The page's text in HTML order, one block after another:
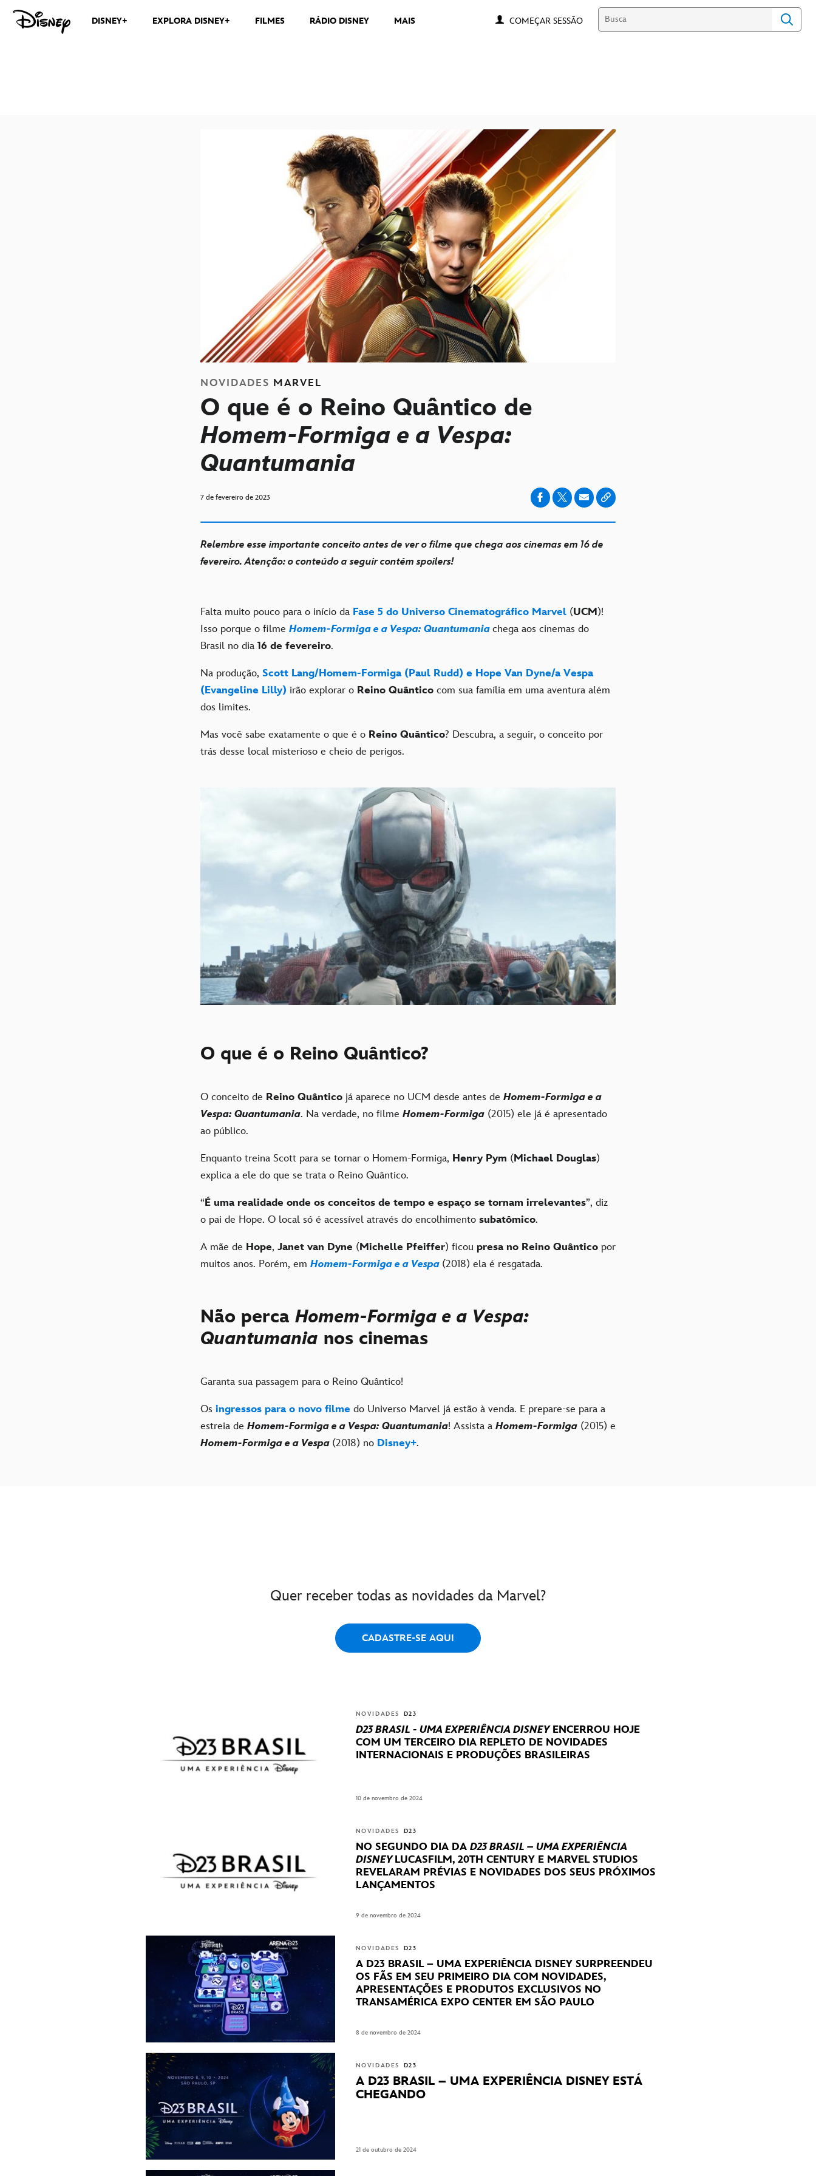
DISNEY+ EXPLORA DISNEY+ FILMES RÁDIO DISNEY MAIS COMEÇAR SESSÃO
NOVIDADES MARVEL
O que é o Reino Quântico de
Homem-Formiga e a Vespa:
Quantumania
7 de fevereiro de 2023
Relembre esse importante conceito antes de ver o filme que chega aos cinemas em 16 de
fevereiro. Atenção: o conteúdo a seguir contém spoilers!
Falta muito pouco para o início da Fase 5 do Universo Cinematográfico Marvel (UCM)!
Isso porque o filme Homem-Formiga e a Vespa: Quantumania chega aos cinemas do
Brasil no dia 16 de fevereiro.
Na produção, Scott Lang/Homem-Formiga (Paul Rudd) e Hope Van Dyne/a Vespa
(Evangeline Lilly) irão explorar o Reino Quântico com sua família em uma aventura além
dos limites.
Mas você sabe exatamente o que é o Reino Quântico? Descubra, a seguir, o conceito por
trás desse local misterioso e cheio de perigos.
O que é o Reino Quântico?
O conceito de Reino Quântico já aparece no UCM desde antes de Homem-Formiga e a
Vespa: Quantumania. Na verdade, no filme Homem-Formiga (2015) ele já é apresentado
ao público.
Enquanto treina Scott para se tornar o Homem-Formiga, Henry Pym (Michael Douglas)
explica a ele do que se trata o Reino Quântico.
“É uma realidade onde os conceitos de tempo e espaço se tornam irrelevantes”, diz
o pai de Hope. O local só é acessível através do encolhimento subatômico.
A mãe de Hope, Janet van Dyne (Michelle Pfeiffer) ficou presa no Reino Quântico por
muitos anos. Porém, em Homem-Formiga e a Vespa (2018) ela é resgatada.
Não perca Homem-Formiga e a Vespa:
Quantumania nos cinemas
Garanta sua passagem para o Reino Quântico!
Os ingressos para o novo filme do Universo Marvel já estão à venda. E prepare-se para a
estreia de Homem-Formiga e a Vespa: Quantumania! Assista a Homem-Formiga (2015) e
Homem-Formiga e a Vespa (2018) no Disney+.
Quer receber todas as novidades da Marvel?
CADASTRE-SE AQUI
NOVIDADES D23
D23 BRASIL - UMA EXPERIÊNCIA DISNEYENCERROU HOJE
COM UM TERCEIRO DIA REPLETO DE NOVIDADES
INTERNACIONAIS E PRODUÇÕES BRASILEIRAS
10 de novembro de 2024
NOVIDADES D23
NO SEGUNDO DIA DA D23 BRASIL – UMA EXPERIÊNCIA
DISNEYLUCASFILM, 20TH CENTURY E MARVEL STUDIOS
REVELARAM PRÉVIAS E NOVIDADES DOS SEUS PRÓXIMOS
LANÇAMENTOS
9 de novembro de 2024
NOVIDADES D23
A D23 BRASIL – UMA EXPERIÊNCIA DISNEY SURPREENDEU
OS FÃS EM SEU PRIMEIRO DIA COM NOVIDADES,
APRESENTAÇÕES E PRODUTOS EXCLUSIVOS NO
TRANSAMÉRICA EXPO CENTER EM SÃO PAULO
8 de novembro de 2024
NOVIDADES D23
A D23 BRASIL – UMA EXPERIÊNCIA DISNEY ESTÁ
CHEGANDO
21 de outubro de 2024